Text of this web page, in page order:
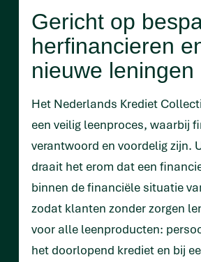
Gericht op
herfinancieren
nieuwe leningen
Het Nederlands Krediet
een veilig leenproces, waarbij
verantwoord en voordelig zijn.
draait het erom dat een
binnen de financiële situatie
zodat klanten zonder zorgen
voor alle leenproducten:
het doorlopend krediet en bij